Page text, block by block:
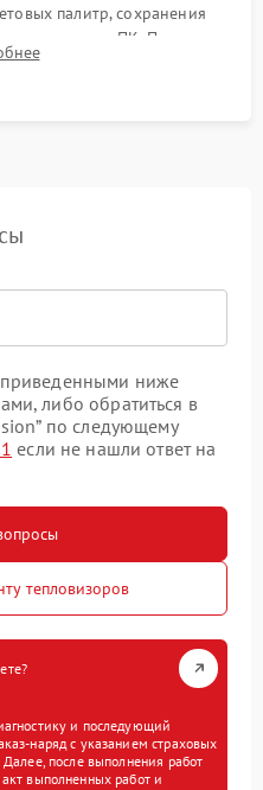
палитр, сохранения
данных на ПК. Проверка
контроль качества.
ниже
либо обратиться в
по следующему
если не нашли ответ на
тепловизоров
и последующий
наряд с указанием страховых
Далее, после выполнения работ
выполненных работ и